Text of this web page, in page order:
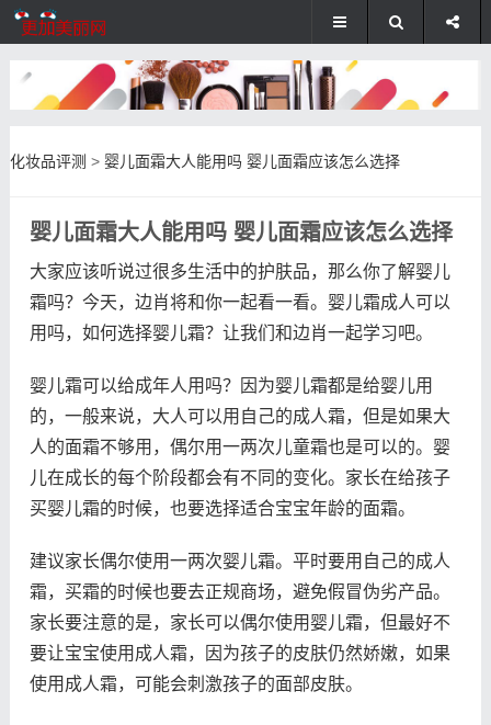
化妆品评测 > 婴儿面霜大人能用吗 婴儿面霜应该怎么选择
婴儿面霜大人能用吗 婴儿面霜应该怎么选择
大家应该听说过很多生活中的护肤品，那么你了解婴儿
霜吗？今天，边肖将和你一起看一看。婴儿霜成人可以
用吗，如何选择婴儿霜？让我们和边肖一起学习吧。
婴儿霜可以给成年人用吗？因为婴儿霜都是给婴儿用
的，一般来说，大人可以用自己的成人霜，但是如果大
人的面霜不够用，偶尔用一两次儿童霜也是可以的。婴
儿在成长的每个阶段都会有不同的变化。家长在给孩子
买婴儿霜的时候，也要选择适合宝宝年龄的面霜。
建议家长偶尔使用一两次婴儿霜。平时要用自己的成人
霜，买霜的时候也要去正规商场，避免假冒伪劣产品。
家长要注意的是，家长可以偶尔使用婴儿霜，但最好不
要让宝宝使用成人霜，因为孩子的皮肤仍然娇嫩，如果
使用成人霜，可能会刺激孩子的面部皮肤。